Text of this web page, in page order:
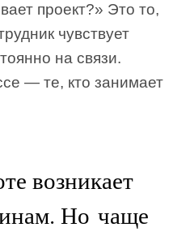
проект?» Это то,
чувствует
на связи.
— те, кто занимает
возникает
Но чаще